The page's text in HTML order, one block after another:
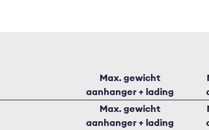
Max. gewicht
aanhanger + lading
Max. gewicht
aanhanger + lading